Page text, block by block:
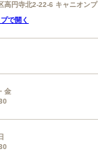
高円寺北2-22-6 キャニオン
で開く
金